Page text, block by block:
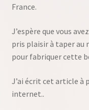
France.
J’espère que vous
pris plaisir à taper au
pour fabriquer cette
J’ai écrit cet article
internet..